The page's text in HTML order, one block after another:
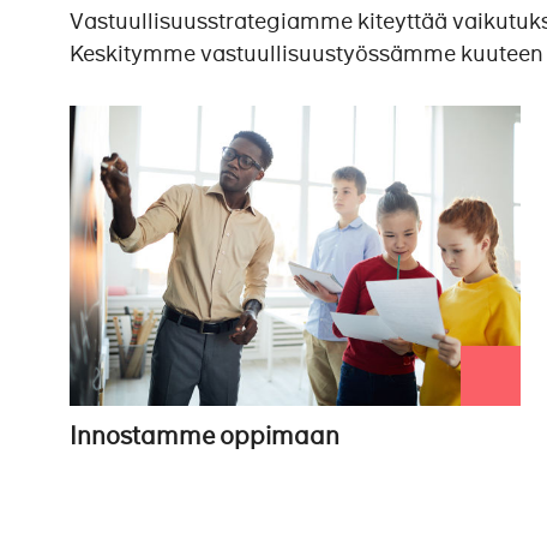
Vastuullisuusstrategiamme kiteyttää
Keskitymme vastuullisuustyössämme
Innostamme oppimaan